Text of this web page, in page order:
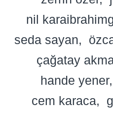
nil
seda sayan
çağatay
hande yener
cem karaca